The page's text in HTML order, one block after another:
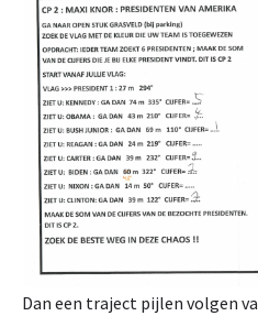
Dan een traject pijlen volgen